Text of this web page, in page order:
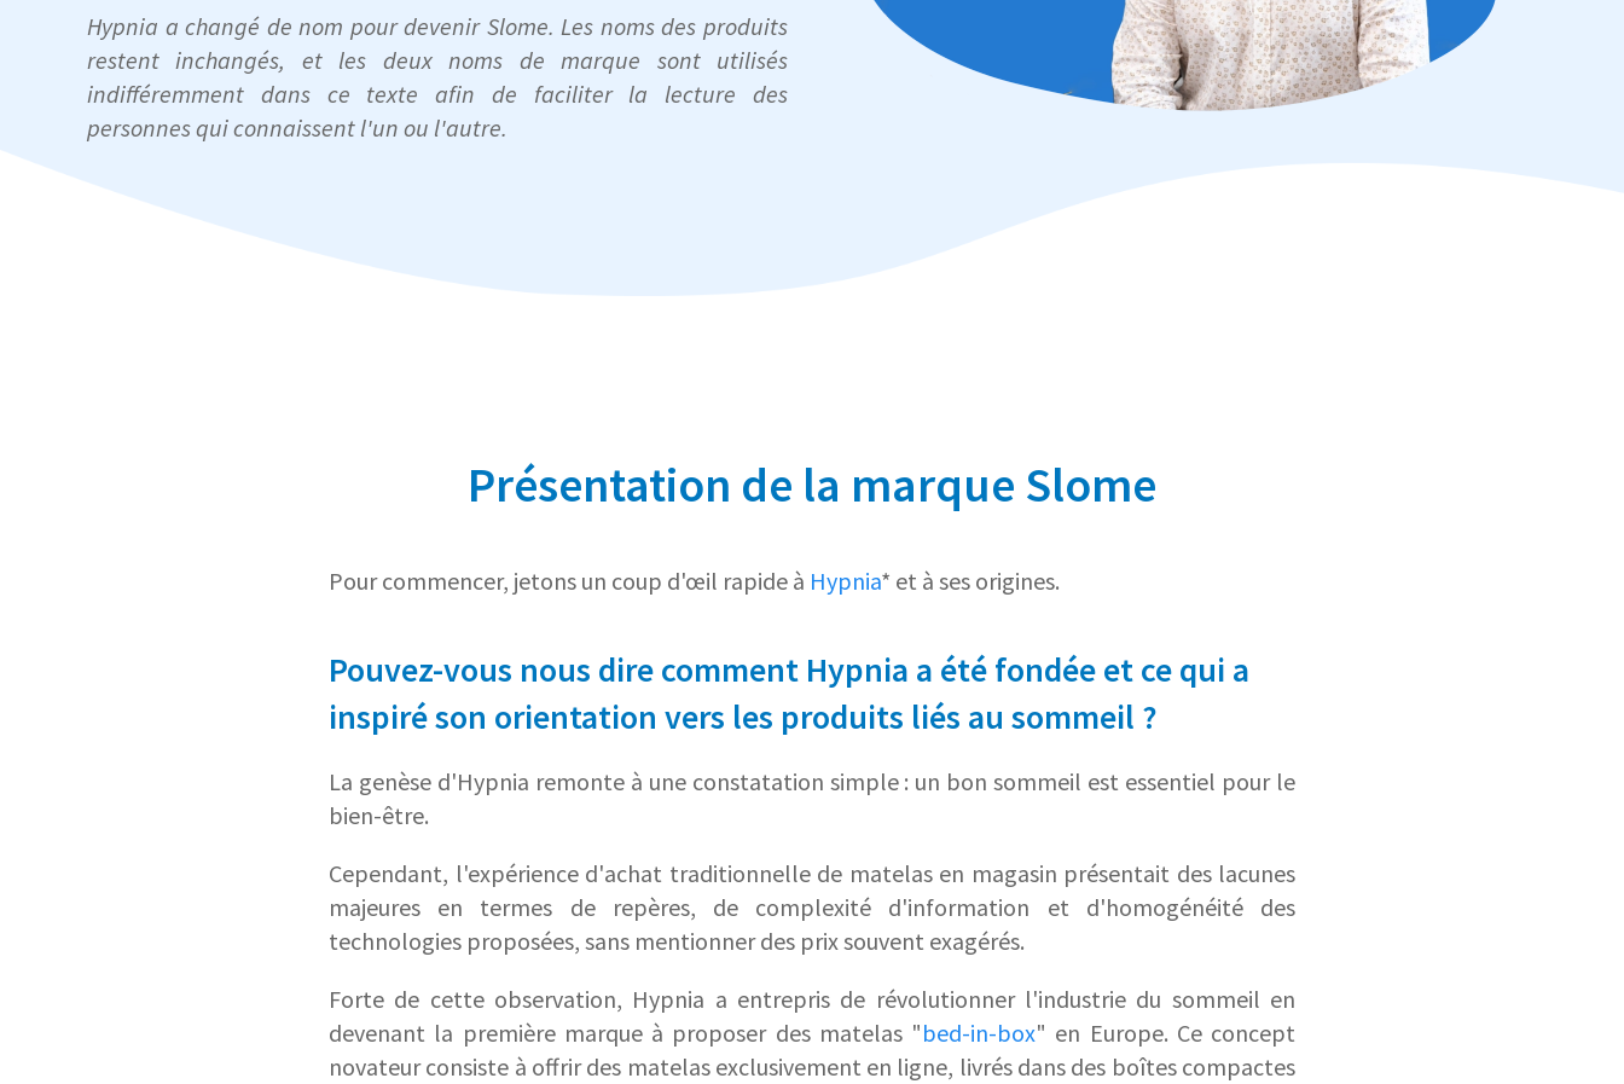
Hypnia a changé de nom pour devenir Slome. Les noms des produits
restent inchangés, et les deux noms de marque sont utilisés
indifféremment dans ce texte afin de faciliter la lecture des
personnes qui connaissent l'un ou l'autre.
Présentation de la marque Slome
Pour commencer, jetons un coup d'œil rapide à Hypnia* et à ses origines.
Pouvez-vous nous dire comment Hypnia a été fondée et ce qui a
inspiré son orientation vers les produits liés au sommeil ?
La genèse d'Hypnia remonte à une constatation simple : un bon sommeil est essentiel pour le
bien-être.
Cependant, l'expérience d'achat traditionnelle de matelas en magasin présentait des lacunes
majeures en termes de repères, de complexité d'information et d'homogénéité des
technologies proposées, sans mentionner des prix souvent exagérés.
Forte de cette observation, Hypnia a entrepris de révolutionner l'industrie du sommeil en
devenant la première marque à proposer des matelas "bed-in-box" en Europe. Ce concept
novateur consiste à offrir des matelas exclusivement en ligne, livrés dans des boîtes compactes